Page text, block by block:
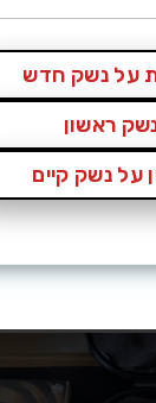
על נשק חדש
ראשון
על נשק קיים